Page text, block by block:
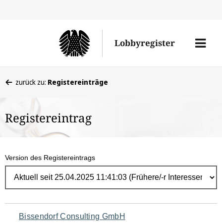
Lobbyregister
Menü
befinden
hier:
zurück zu: Registereinträge
Registereintrag
Version des Registereintrags
Navigation
Bissendorf Consulting GmbH